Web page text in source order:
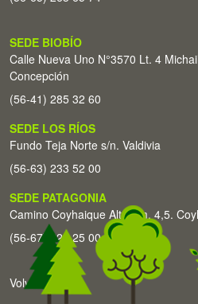
SEDE BIOBÍO
Calle Nueva Uno N°3570 Lt. 4
Concepción
(56-41) 285 32 60
SEDE LOS RÍOS
Fundo Teja Norte s/n. Valdivia
(56-63) 233 52 00
SEDE PATAGONIA
Camino Coyhaique Alto Km. 4,5.
(56-67) 226 25 00
Volver arriba